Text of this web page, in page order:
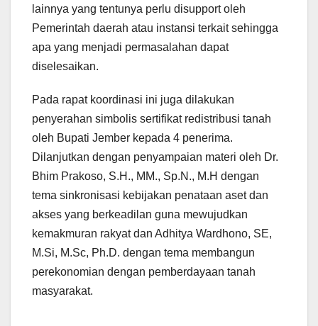
lainnya yang tentunya perlu disupport oleh
Pemerintah daerah atau instansi terkait sehingga
apa yang menjadi permasalahan dapat
diselesaikan.
Pada rapat koordinasi ini juga dilakukan
penyerahan simbolis sertifikat redistribusi tanah
oleh Bupati Jember kepada 4 penerima.
Dilanjutkan dengan penyampaian materi oleh Dr.
Bhim Prakoso, S.H., MM., Sp.N., M.H dengan
tema sinkronisasi kebijakan penataan aset dan
akses yang berkeadilan guna mewujudkan
kemakmuran rakyat dan Adhitya Wardhono, SE,
M.Si, M.Sc, Ph.D. dengan tema membangun
perekonomian dengan pemberdayaan tanah
masyarakat.